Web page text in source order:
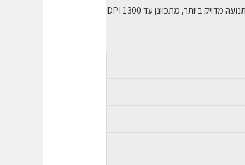
סט מקלדת ועכבר חיבור רב-אלחוטי ניתן לבחור חיבור אלחוטי Bluetooth או 2.4GHz טווח פעולה רחב 360º, שידור עד 10 מטר חיישן תנועה מדויק ביותר, מתכוונן עד 1300 DPI